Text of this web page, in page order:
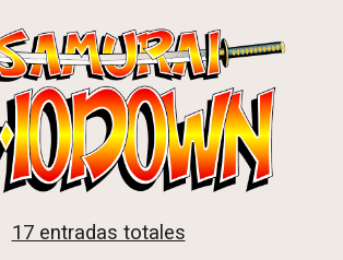
17 entradas totales